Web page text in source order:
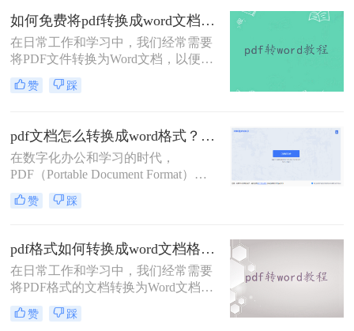
求。那么电脑上pdf怎么转换成word免
费呢？以下是三种免费将PDF转换成
Word的方法。
如何免费将pdf转换成word文档？分享两个实用转换方法！
在日常工作和学习中，我们经常需要
将PDF文件转换为Word文档，以便进
行编辑、修改或格式调整。虽然市面
上有许多专业的PDF转Word工具，但
可以实现PDF到Word的转换。那么如
何免费将pdf转换成word文档呢？本文
将详细介绍几种免费将PDF转换成
Word文档的方法，帮助用户轻松完成
转换任务。
赞 踩
pdf文档怎么转换成word格式？这4种转换方法快来看！
在数字化办公和学习的时代，
PDF（Portable Document Format）因
其跨平台、保持文档原貌的特性而广
受欢迎。然而，有时我们需要对PDF
为Word格式就显得尤为重要。那么
pdf文档怎么转换成word格式呢？本文
将详细介绍几种将PDF文档转换成
Word格式的方法，帮助用户轻松完成
转换工作。
赞 踩
pdf格式如何转换成word文档格式？教你三个PDF转换方法！
在日常工作和学习中，我们经常需要
将PDF格式的文档转换为Word文档格
式，以便进行编辑、修改或格式调
整。PDF虽然以其跨平台兼容性和安
赞 踩